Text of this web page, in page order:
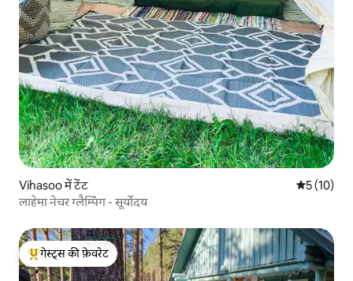
Vihasoo में टेंट औसत रेटिंग
5 (10)
लाहेमा नेचर ग्लैम्पिंग - सूर्योदय
गेस्ट्स का टॉप फ़ेवरेट
गेस्ट्स की फ़ेवरेट